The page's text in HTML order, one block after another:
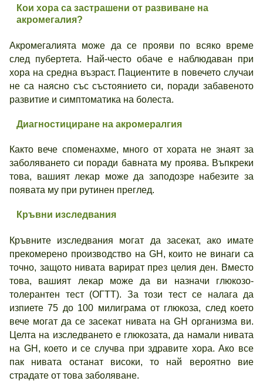
Кои хора са застрашени от развиване на
акромегалия?
Акромегалията може да се прояви по всяко време
след пубертета. Най-често обаче е наблюдаван при
хора на средна възраст. Пациентите в повечето случаи
не са наясно със състоянието си, поради забавеното
развитие и симптоматика на болеста.
Диагностициране на акромералгия
Както вече споменахме, много от хората не знаят за
заболяването си поради бавната му проява. Въпкреки
това, вашият лекар може да заподозре набезите за
появата му при рутинен преглед.
Кръвни изследвания
Кръвните изследвания могат да засекат, ако имате
прекомерено производство на GH, които не винаги са
точно, защото нивата варират през целия ден. Вместо
това, вашият лекар може да ви назначи глюкозо-
толерантен тест (ОГТТ). За този тест се налага да
изпиете 75 до 100 милиграма от глюкоза, след което
вече могат да се засекат нивата на GH организма ви.
Целта на изследването е глюкозата, да намали нивата
на GH, което и се случва при здравите хора. Ако все
пак нивата останат високи, то най вероятно вие
страдате от това заболяване.